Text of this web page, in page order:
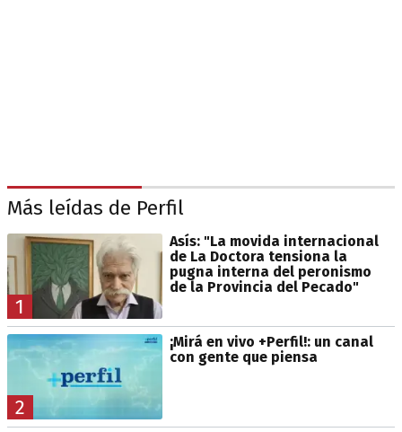
Más leídas de Perfil
1
Asís: "La movida internacional
de La Doctora tensiona la
pugna interna del peronismo
de la Provincia del Pecado"
2
¡Mirá en vivo +Perfil!: un canal
con gente que piensa